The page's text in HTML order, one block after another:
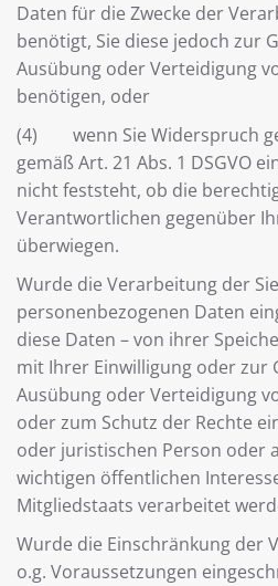
Daten für die Zwecke der
benötigt, Sie diese jedoch zur
Ausübung oder Verteidigung
benötigen, oder
(4) wenn Sie Widerspruch
gemäß Art. 21 Abs. 1 DSGVO
nicht feststeht, ob die
Verantwortlichen gegenüber
überwiegen.
Wurde die Verarbeitung der
personenbezogenen Daten
diese Daten – von ihrer
mit Ihrer Einwilligung oder zur
Ausübung oder Verteidigung
oder zum Schutz der Rechte
oder juristischen Person oder
wichtigen öffentlichen
Mitgliedstaats verarbeitet
Wurde die Einschränkung der
o.g. Voraussetzungen